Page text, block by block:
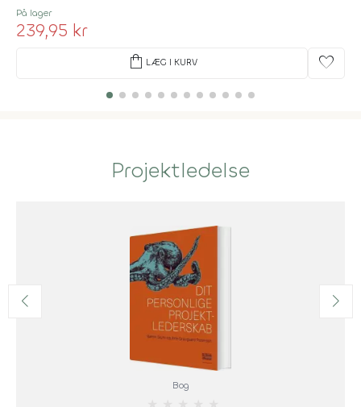
På lager
239,95 kr
shopping_bag LÆG I KURV favorite
Projektledelse
Bog